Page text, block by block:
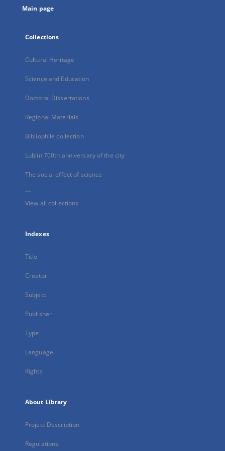
Main page
Collections
Cultural Heritage
Science and Education
Doctoral Dissertations
Regional Materials
Bibliophile collection
Lublin 700th anniversary of the city
The social effect of science
...
View all collections
Indexes
Title
Creator
Subject
Publisher
Type
Language
Rights
About Library
Project Description
Regulations